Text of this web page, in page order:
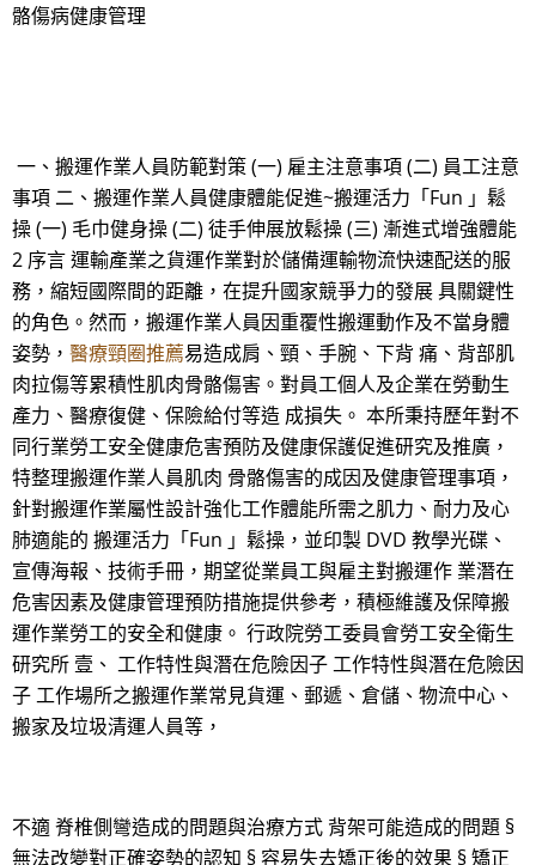
骼傷病健康管理
一、搬運作業人員防範對策 (一) 雇主注意事項 (二) 員工注意
事項 二、搬運作業人員健康體能促進~搬運活力「Fun 」鬆
操 (一) 毛巾健身操 (二) 徒手伸展放鬆操 (三) 漸進式增強體能
2 序言 運輸產業之貨運作業對於儲備運輸物流快速配送的服
務，縮短國際間的距離，在提升國家競爭力的發展 具關鍵性
的角色。然而，搬運作業人員因重覆性搬運動作及不當身體
姿勢， 醫療頸圈推薦易造成肩、頸、手腕、下背 痛、背部肌
肉拉傷等累積性肌肉骨骼傷害。對員工個人及企業在勞動生
產力、醫療復健、保險給付等造 成損失。 本所秉持歷年對不
同行業勞工安全健康危害預防及健康保護促進研究及推廣，
特整理搬運作業人員肌肉 骨骼傷害的成因及健康管理事項，
針對搬運作業屬性設計強化工作體能所需之肌力、耐力及心
肺適能的 搬運活力「Fun 」鬆操，並印製 DVD 教學光碟、
宣傳海報、技術手冊，期望從業員工與雇主對搬運作 業潛在
危害因素及健康管理預防措施提供參考，積極維護及保障搬
運作業勞工的安全和健康。 行政院勞工委員會勞工安全衛生
研究所 壹、 工作特性與潛在危險因子 工作特性與潛在危險因
子 工作場所之搬運作業常見貨運、郵遞、倉儲、物流中心、
搬家及垃圾清運人員等，
不適 脊椎側彎造成的問題與治療方式 背架可能造成的問題 §
無法改變對正確姿勢的認知 § 容易失去矯正後的效果 § 矯正